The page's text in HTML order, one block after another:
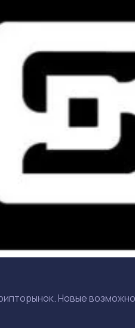
Новые